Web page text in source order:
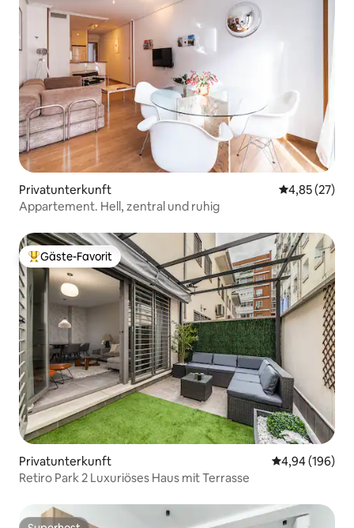
Privatunterkunft
4,85 (27)
Appartement. Hell, zentral und ruhig
Beliebter Gäste-Favorit.
Gäste-Favorit
Privatunterkunft
4,94 (196)
Retiro Park 2 Luxuriöses Haus mit Terrasse